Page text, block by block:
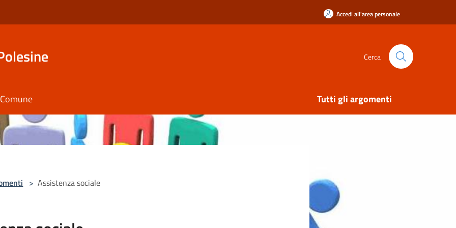
Accedi all'area personale
Cerca
Tutti gli argomenti
> Assistenza sociale